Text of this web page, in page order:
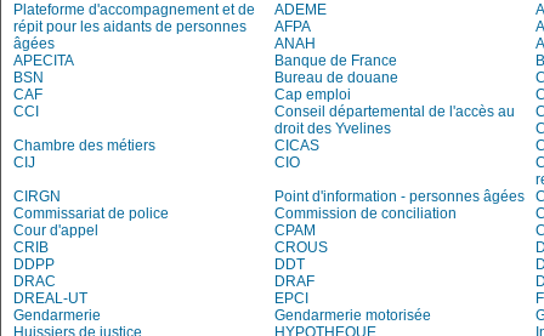
Plateforme d'accompagnement et de
répit pour les aidants de personnes
âgées
ADEME
AFPA
ANAH
APECITA
Banque de France
BSN
Bureau de douane
CAF
Cap emploi
CCI
Conseil départemental de l'accès au
droit des Yvelines
Chambre des métiers
CICAS
CIJ
CIO
CIRGN
Point d'information - personnes âgées
Commissariat de police
Commission de conciliation
Cour d'appel
CPAM
CRIB
CROUS
DDPP
DDT
DRAC
DRAF
DREAL-UT
EPCI
Gendarmerie
Gendarmerie motorisée
Huissiers de justice
HYPOTHEQUE